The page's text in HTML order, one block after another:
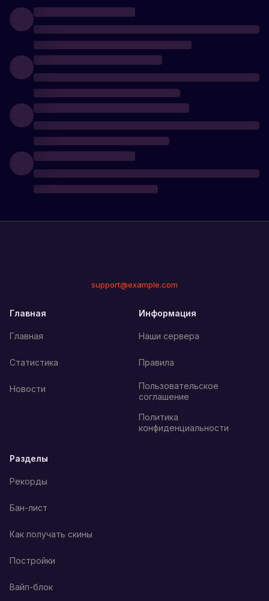
support@example.com
Главная
Главная
Статистика
Новости
Информация
Наши сервера
Правила
Пользовательское
соглашение
Политика
конфиденциальности
Разделы
Рекорды
Бан-лист
Как получать скины
Постройки
Вайп-блок